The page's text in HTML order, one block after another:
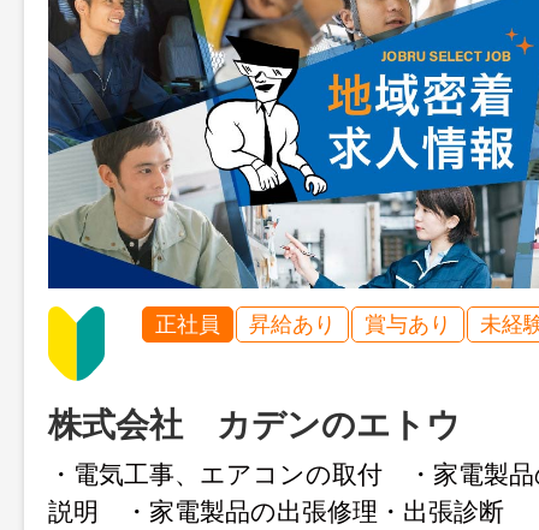
正社員 昇給あり 賞与あり 未経
株式会社 カデンのエトウ
・電気工事、エアコンの取付 ・家電製
説明 ・家電製品の出張修理・出張診断